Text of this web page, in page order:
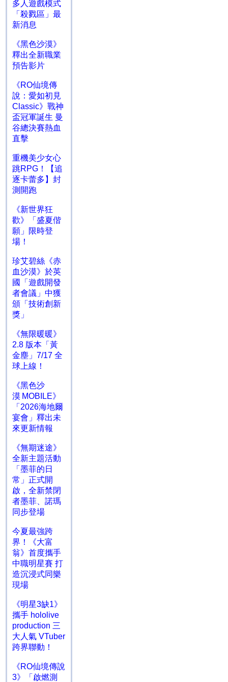
多人遊戲模式
「殺戮區」最
新消息
《黑色沙漠》
釋出全新職業
預告影片
《RO仙境傳
說：愛如初見
Classic》戰神
盃冠軍誕生 曼
谷總決賽熱血
直擊
重機美少女心
跳RPG！【追
逐卡蕾多】封
測開跑
《新世界狂
歡》「盛夏偕
願」限時登
場！
珍艾碧絲《赤
血沙漠》於英
國「遊戲開發
者會議」中獲
頒「技術創新
獎」
《無限暖暖》
2.8 版本「黃
金塵」7/17 全
球上線！
《黑色沙
漠 MOBILE》
「2026海地爾
宴會」釋出未
來更新情報
《無期迷途》
全新主題活動
「墨菲的日
常」正式開
啟，全新禁閉
者墨菲、諾瑪
同步登場
今夏最強跨
界！《大富
翁》首度攜手
中職明星賽 打
造沉浸式同樂
現場
《明星3缺1》
攜手 hololive
production 三
大人氣 VTuber
跨界聯動！
《RO仙境傳說
3》「啟燃測